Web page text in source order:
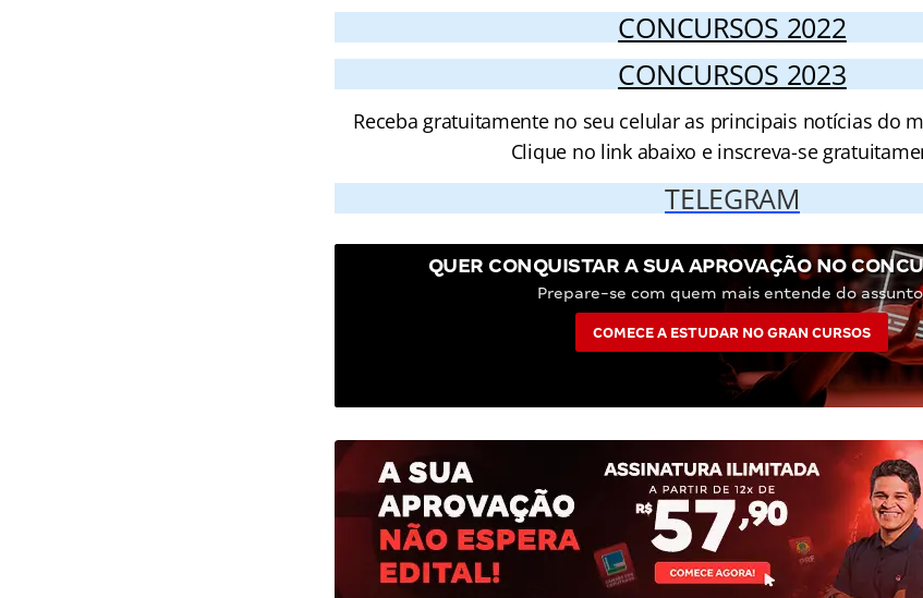
CONCURSOS 2022
CONCURSOS 2023
Receba gratuitamente no seu celular as principais notícias do
Clique no link abaixo e inscreva-se
TELEGRAM
QUER CONQUISTAR A SUA APROVAÇÃO NO
Prepare-se com quem mais entende do
COMECE A ESTUDAR NO GRAN CURSOS